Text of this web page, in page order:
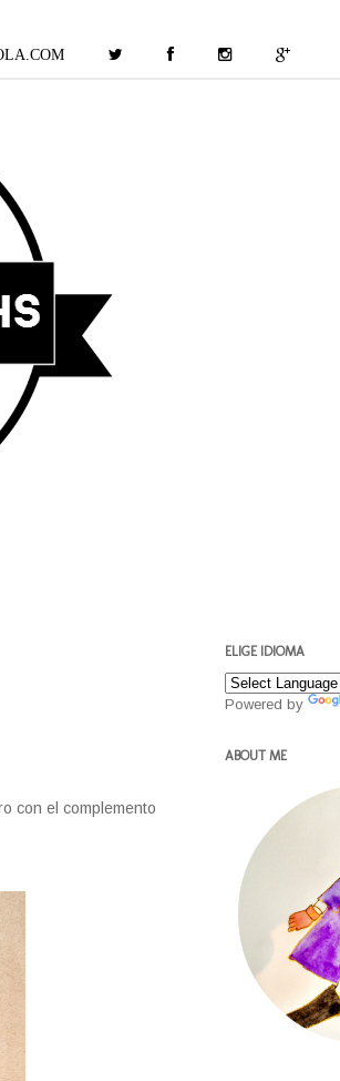
con el complemento
ELIGE IDIOMA
Powered by
ABOUT ME